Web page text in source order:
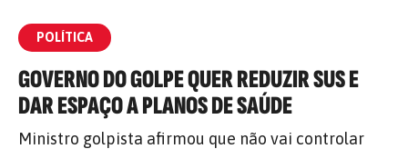
POLÍTICA
GOVERNO DO GOLPE QUER REDUZIR SUS E
DAR ESPAÇO A PLANOS DE SAÚDE
Ministro golpista afirmou que não vai controlar